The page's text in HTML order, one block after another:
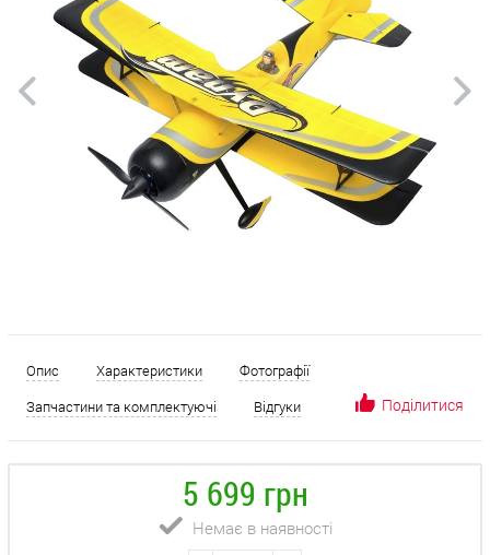
Опис Характеристики
Фотографії
Запчастини та комплектуючі
Відгуки Поділитися
5 699 грн
Немає в наявності